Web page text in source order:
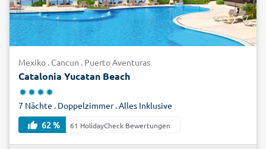
Mexiko . Cancun . Puerto Aventuras
Catalonia Yucatan Beach
7 Nächte . Doppelzimmer . Alles Inklusive
62 %
61 HolidayCheck Bewertungen